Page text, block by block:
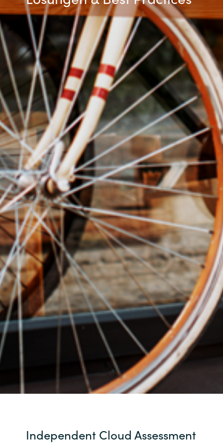
India
Indonesia
Kingdom of Saudi Arabia
Kuwait
Latvia
Lithuania
Malaysia
Middle East
Netherlands
Norway
Philippines
Poland
Portugal
Qatar
Romania
Independent Cloud Assessment